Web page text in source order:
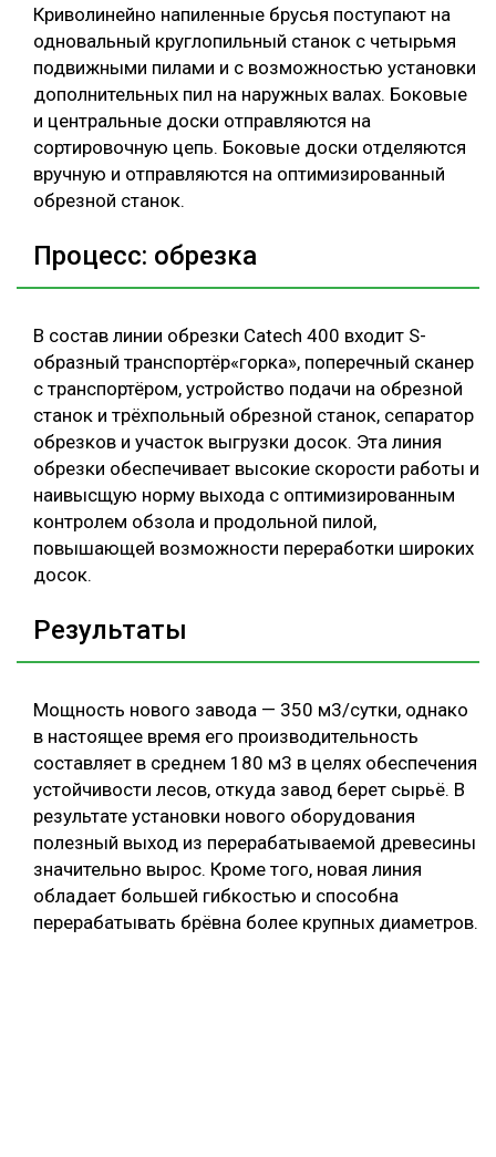
Криволинейно напиленные брусья поступают на
одновальный круглопильный станок с четырьмя
подвижными пилами и с возможностью установки
дополнительных пил на наружных валах. Боковые
и центральные доски отправляются на
сортировочную цепь. Боковые доски отделяются
вручную и отправляются на оптимизированный
обрезной станок.
Процесс: обрезка
В состав линии обрезки Catech 400 входит S-
образный транспортёр«горка», поперечный сканер
с транспортёром, устройство подачи на обрезной
станок и трёхпольный обрезной станок, сепаратор
обрезков и участок выгрузки досок. Эта линия
обрезки обеспечивает высокие скорости работы и
наивысщую норму выхода с оптимизированным
контролем обзола и продольной пилой,
повышающей возможности переработки широких
досок.
Результаты
Мощность нового завода — 350 м3/сутки, однако
в настоящее время его производительность
составляет в среднем 180 м3 в целях обеспечения
устойчивости лесов, откуда завод берет сырьё. В
результате установки нового оборудования
полезный выход из перерабатываемой древесины
значительно вырос. Кроме того, новая линия
обладает большей гибкостью и способна
перерабатывать брёвна более крупных диаметров.